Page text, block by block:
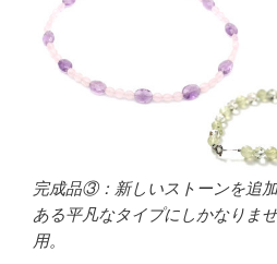
完成品③：新しいストーンを追
ある平凡なタイプにしかなりま
用。